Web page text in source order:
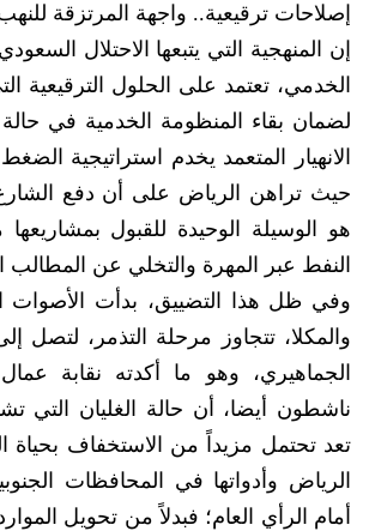
إصلاحات ترقيعية.. واجهة المرتزقة
إن المنهجية التي يتبعها الاحتلال
الخدمي، تعتمد على الحلول الترقيعية
لضمان بقاء المنظومة الخدمية في حالة
الانهيار المتعمد يخدم استراتيجية
حيث تراهن الرياض على أن دفع
هو الوسيلة الوحيدة للقبول
النفط عبر المهرة والتخلي عن المطالب
وفي ظل هذا التضييق، بدأت الأصوات
والمكلا، تتجاوز مرحلة التذمر، لتصل
الجماهيري، وهو ما أكدته نقابة
ناشطون أيضا، أن حالة الغليان التي
تعد تحتمل مزيداً من الاستخفاف بحياة
الرياض وأدواتها في المحافظات
أمام الرأي العام؛ فبدلاً من تحويل